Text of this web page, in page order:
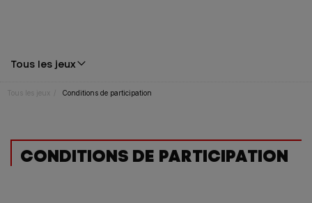
Tous les jeux
Tous les jeux Conditions de participation
CONDITIONS DE PARTICIPATION